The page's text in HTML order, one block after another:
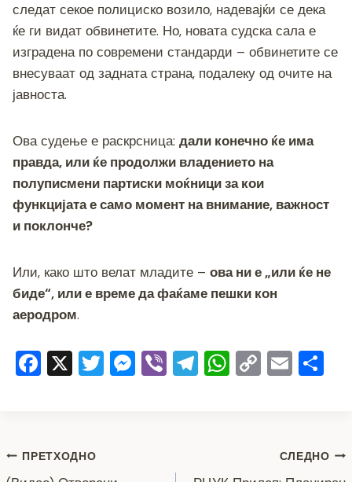
следат секое полициско возило, надевајќи се дека
ќе ги видат обвинетите. Но, новата судска сала е
изградена по современи стандарди – обвинетите се
внесуваат од задната страна, подалеку од очите на
јавноста.
Ова судење е раскрсница: дали конечно ќе има
правда, или ќе продолжи владението на
полуписмени партиски моќници за кои
функцијата е само момент на внимание, важност
и поклонче?
Или, како што велат младите – ова ни е „или ќе не
биде“, или е време да фаќаме пешки кон
аеродром.
F
b
X T M Vi T W C E
Навигација
ПРЕТХОДНО СЛЕДНО